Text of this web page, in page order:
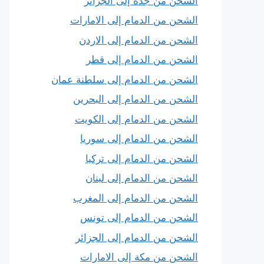
الشحن من الدمام إلى الامارات
الشحن من الدمام إلى الاردن
الشحن من الدمام إلى قطر
الشحن من الدمام إلى سلطنة عمان
الشحن من الدمام إلى البحرين
الشحن من الدمام إلى الكويت
الشحن من الدمام إلى سوريا
الشحن من الدمام إلى تركيا
الشحن من الدمام إلى لبنان
الشحن من الدمام إلى المغرب
الشحن من الدمام إلى تونس
الشحن من الدمام إلى الجزائر
الشحن من مكة إلى الامارات